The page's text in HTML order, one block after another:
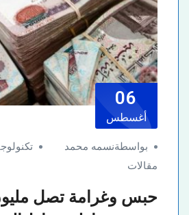
06
أغسطس
بواسطةنسمه محمد
مقالات
حبس وغرامة تصل